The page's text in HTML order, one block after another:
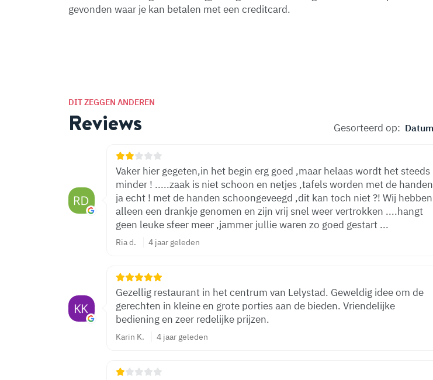
gevonden waar je kan betalen met een creditcard.
DIT ZEGGEN ANDEREN
Reviews Gesorteerd op:
Vaker hier gegeten,in het begin erg goed ,maar helaas wordt het steeds
minder ! .....zaak is niet schoon en netjes ,tafels worden met de handen
ja echt ! met de handen schoongeveegd ,dit kan toch niet ?! Wij hebben
alleen een drankje genomen en zijn vrij snel weer vertrokken ....hangt
geen leuke sfeer meer ,jammer jullie waren zo goed gestart ...
Ria d. 4 jaar geleden
Gezellig restaurant in het centrum van Lelystad. Geweldig idee om de
gerechten in kleine en grote porties aan de bieden. Vriendelijke
bediening en zeer redelijke prijzen.
Karin K. 4 jaar geleden